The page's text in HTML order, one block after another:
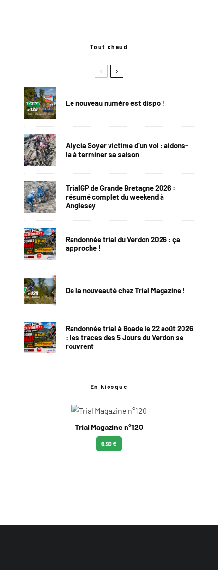
Tout chaud
Le nouveau numéro est dispo !
Alycia Soyer victime d’un vol : aidons-
la à terminer sa saison
TrialGP de Grande Bretagne 2026 :
résumé complet du weekend à
Anglesey
Randonnée trial du Verdon 2026 : ça
approche !
De la nouveauté chez Trial Magazine !
Randonnée trial à Boade le 22 août 2026
: les traces des 5 Jours du Verdon se
rouvrent
En kiosque
Trial Magazine n°120
6.90 €